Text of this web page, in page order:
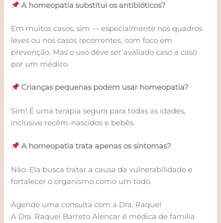
A homeopatia substitui os antibióticos?
Em muitos casos, sim — especialmente nos quadros
leves ou nos casos recorrentes, com foco em
prevenção. Mas o uso deve ser avaliado caso a caso
por um médico.
Crianças pequenas podem usar homeopatia?
Sim! É uma terapia segura para todas as idades,
inclusive recém-nascidos e bebês.
A homeopatia trata apenas os sintomas?
Não. Ela busca tratar a causa da vulnerabilidade e
fortalecer o organismo como um todo.
Agende uma consulta com a Dra. Raquel
A Dra. Raquel Barreto Alencar é médica de família